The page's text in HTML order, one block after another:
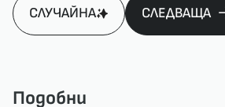
СЛУЧАЙНА СЛЕДВАЩА
Подобни